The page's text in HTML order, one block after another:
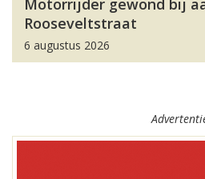
Motorrijder gewond bij
Rooseveltstraat
6 augustus 2026